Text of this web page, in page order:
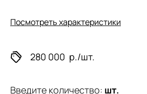
Посмотреть характеристики
280 000 р./шт.
Введите количество: шт.